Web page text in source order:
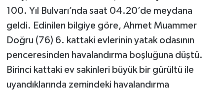
100. Yıl Bulvarı’nda saat 04.20’de meydana
geldi. Edinilen bilgiye göre, Ahmet Muammer
Doğru (76) 6. kattaki evlerinin yatak odasının
penceresinden havalandırma boşluğuna düştü.
Birinci kattaki ev sakinleri büyük bir gürültü ile
uyandıklarında zemindeki havalandırma